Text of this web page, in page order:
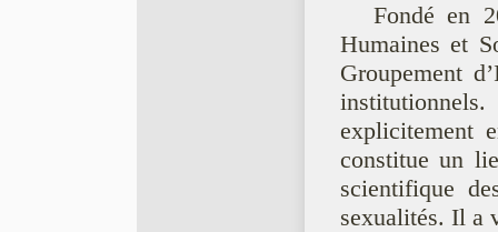
Fondé en
Humaines et
Groupement
explicitement
constitue un
scientifique
sexualités. Il a